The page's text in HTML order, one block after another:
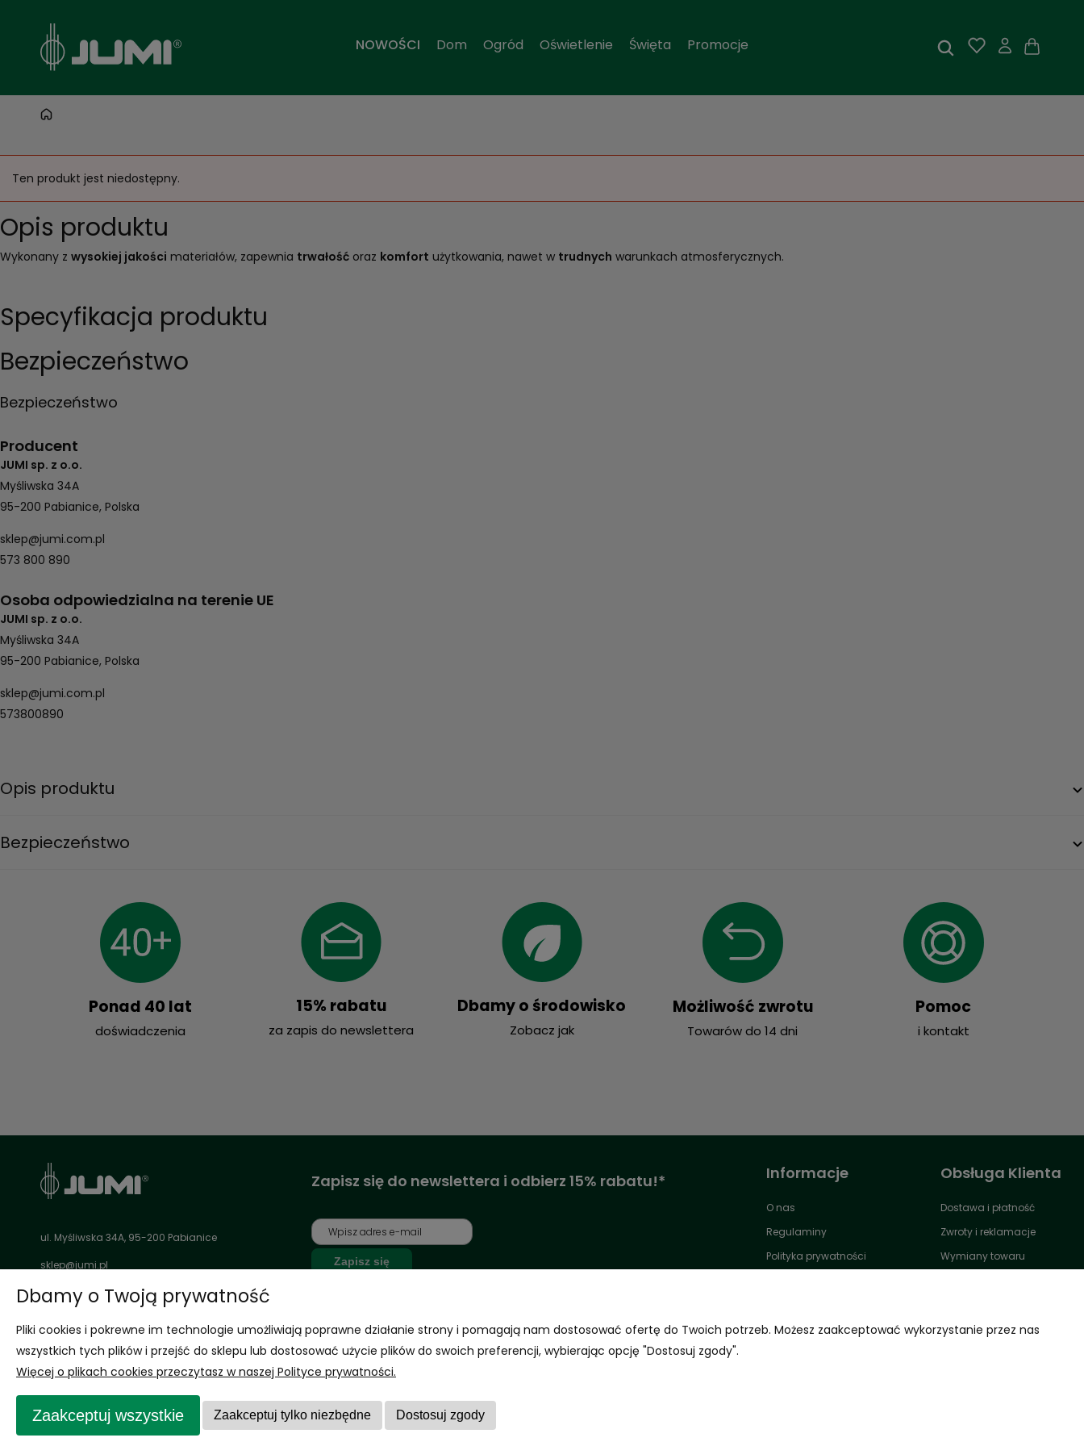
NOWOŚCI Dom Ogród Oświetlenie Święta Promocje
Ten produkt jest niedostępny.
Opis produktu
Wykonany z wysokiej jakości materiałów, zapewnia trwałość oraz komfort użytkowania, nawet w trudnych warunkach atmosferycznych.
Specyfikacja produktu
Bezpieczeństwo
Bezpieczeństwo
Producent
JUMI sp. z o.o.
Myśliwska 34A
95-200 Pabianice, Polska
sklep@jumi.com.pl
573 800 890
Osoba odpowiedzialna na terenie UE
JUMI sp. z o.o.
Myśliwska 34A
95-200 Pabianice, Polska
sklep@jumi.com.pl
573800890
Opis produktu
Bezpieczeństwo
Ponad 40 lat
doświadczenia
15% rabatu
za zapis do newslettera
Dbamy o środowisko
Zobacz jak
Możliwość zwrotu
Towarów do 14 dni
Pomoc
i kontakt
ul. Myśliwska 34A, 95-200 Pabianice
sklep@jumi.pl
Zapisz się do newslettera i odbierz 15% rabatu!*
Zapisz się
Wyrażam zgodę na otrzymywanie newslettera z
inspiracjami, nowościami i promocjami.
Rozwiń
Informacje
O nas
Regulaminy
Polityka prywatności
B2B
Obsługa Klienta
Dostawa i płatność
Zwroty i reklamacje
Wymiany towaru
Odstąp od umowy tutaj
©2024 Jumi
Dbamy o Twoją prywatność
Pliki cookies i pokrewne im technologie umożliwiają poprawne działanie strony i pomagają nam dostosować ofertę do Twoich potrzeb. Możesz zaakceptować wykorzystanie przez nas
wszystkich tych plików i przejść do sklepu lub dostosować użycie plików do swoich preferencji, wybierając opcję "Dostosuj zgody".
Więcej o plikach cookies przeczytasz w naszej Polityce prywatności.
Zaakceptuj wszystkie Zaakceptuj tylko niezbędne Dostosuj zgody